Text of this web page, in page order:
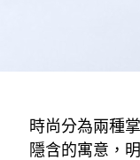
時尚分為兩種
隱含的寓意，